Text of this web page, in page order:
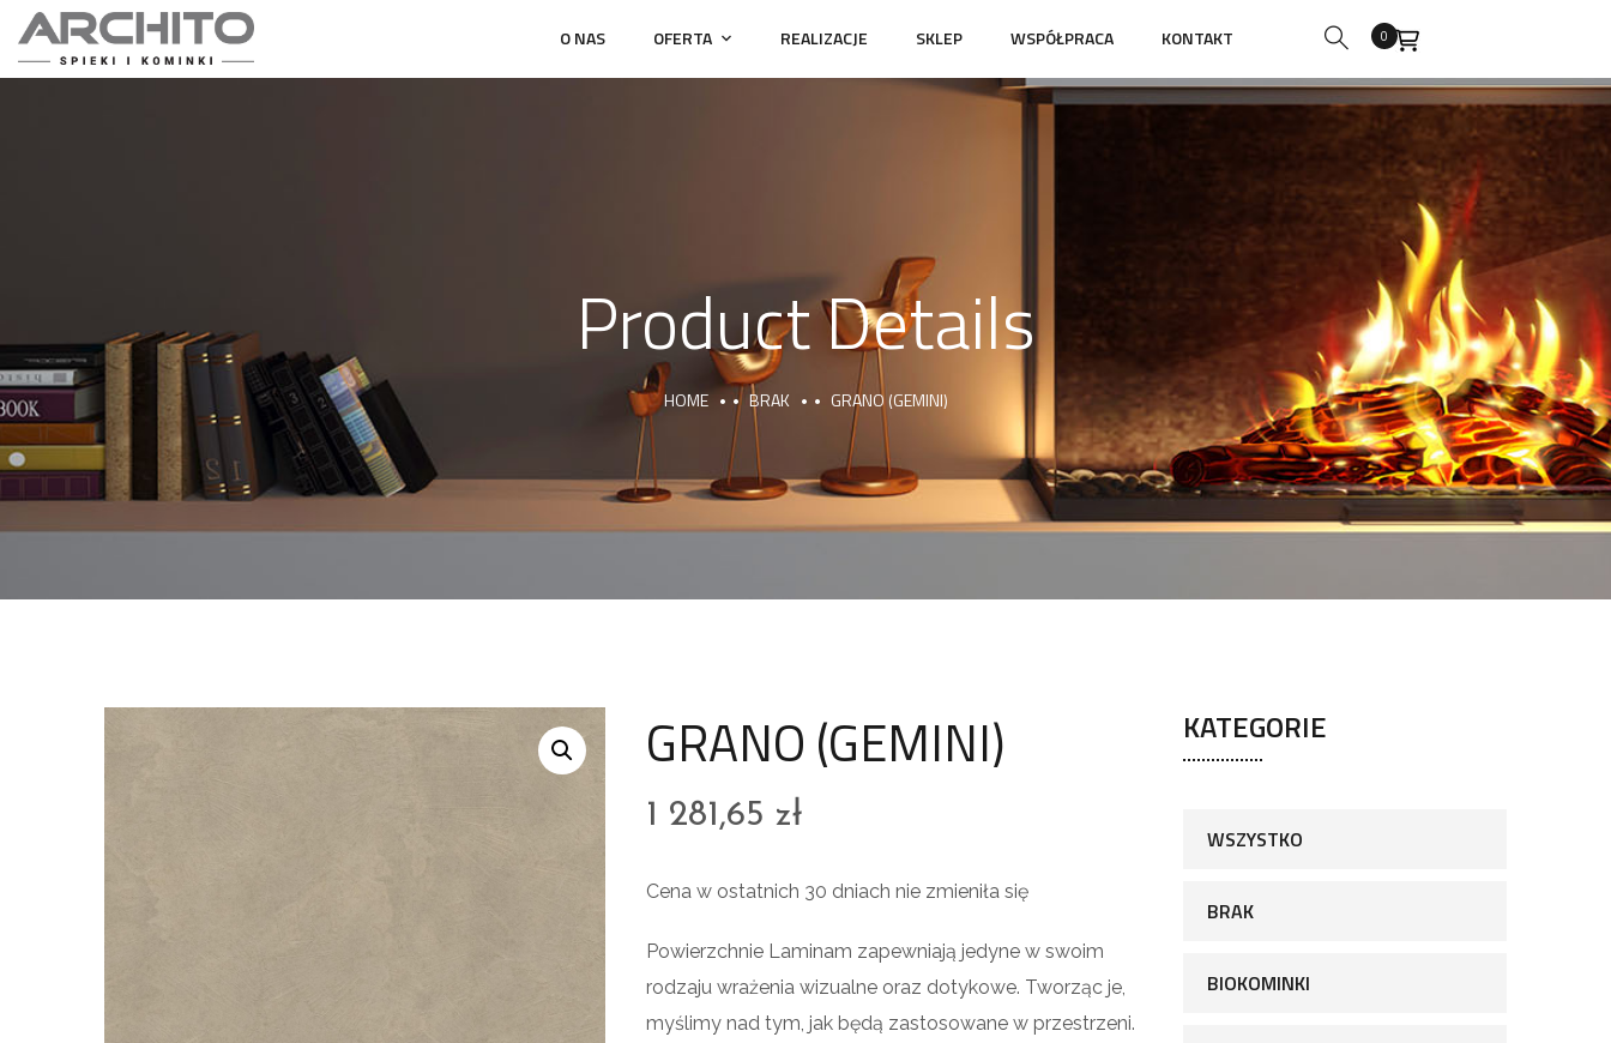
O NAS OFERTA REALIZACJE SKLEP WSPÓŁPRACA KONTAKT 0
Product Details
HOME BRAK GRANO (GEMINI)
GRANO (GEMINI)
1 281,65zł
Cena w ostatnich 30 dniach nie zmieniła się
Powierzchnie Laminam zapewniają jedyne w swoim
rodzaju wrażenia wizualne oraz dotykowe. Tworząc je,
myślimy nad tym, jak będą zastosowane w przestrzeni.
KATEGORIE
WSZYSTKO
BRAK
BIOKOMINKI